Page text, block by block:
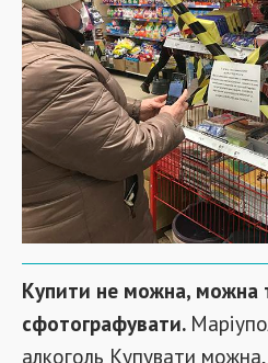
Купити не можна, можна
сфотографувати.
алкоголь Купувати